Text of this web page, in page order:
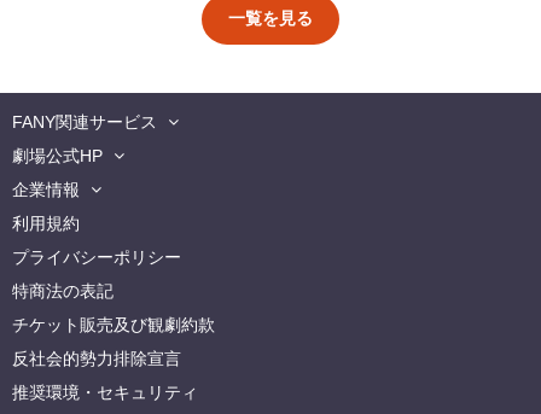
一覧を見る
FANY関連サービス
劇場公式HP
企業情報
利用規約
プライバシーポリシー
特商法の表記
チケット販売及び観劇約款
反社会的勢力排除宣言
推奨環境・セキュリティ